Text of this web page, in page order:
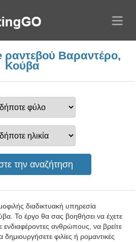
Βαραντέρο,
Κούβα
διαδικτυακή υπηρεσία
Το έργο θα σας βοηθήσει να έχετε
ενδιαφέροντες ανθρώπους, να βρείτε
φιλίες ή ρομαντικές